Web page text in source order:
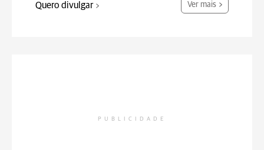
Quero divulgar Ver mais
PUBLICIDADE